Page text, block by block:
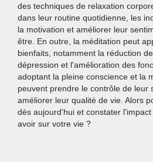
des techniques de relaxation
dans leur routine quotidienne, les
la motivation et améliorer leur
être. En outre, la méditation peut
bienfaits, notamment la réduction
dépression et l'amélioration des
adoptant la pleine conscience et la
peuvent prendre le contrôle de leur
améliorer leur qualité de vie. Alors
dès aujourd'hui et constater
avoir sur votre vie ?